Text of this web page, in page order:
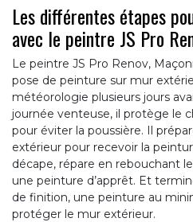
Les différentes étapes
avec le peintre JS Pro
Le peintre JS Pro Renov,
pose de peinture sur mur
météorologie plusieurs jours
journée venteuse, il protège le
pour éviter la poussière. Il
extérieur pour recevoir la
décape, répare en rebouchant
une peinture d’apprêt. Et
de finition, une peinture au
protéger le mur extérieur.